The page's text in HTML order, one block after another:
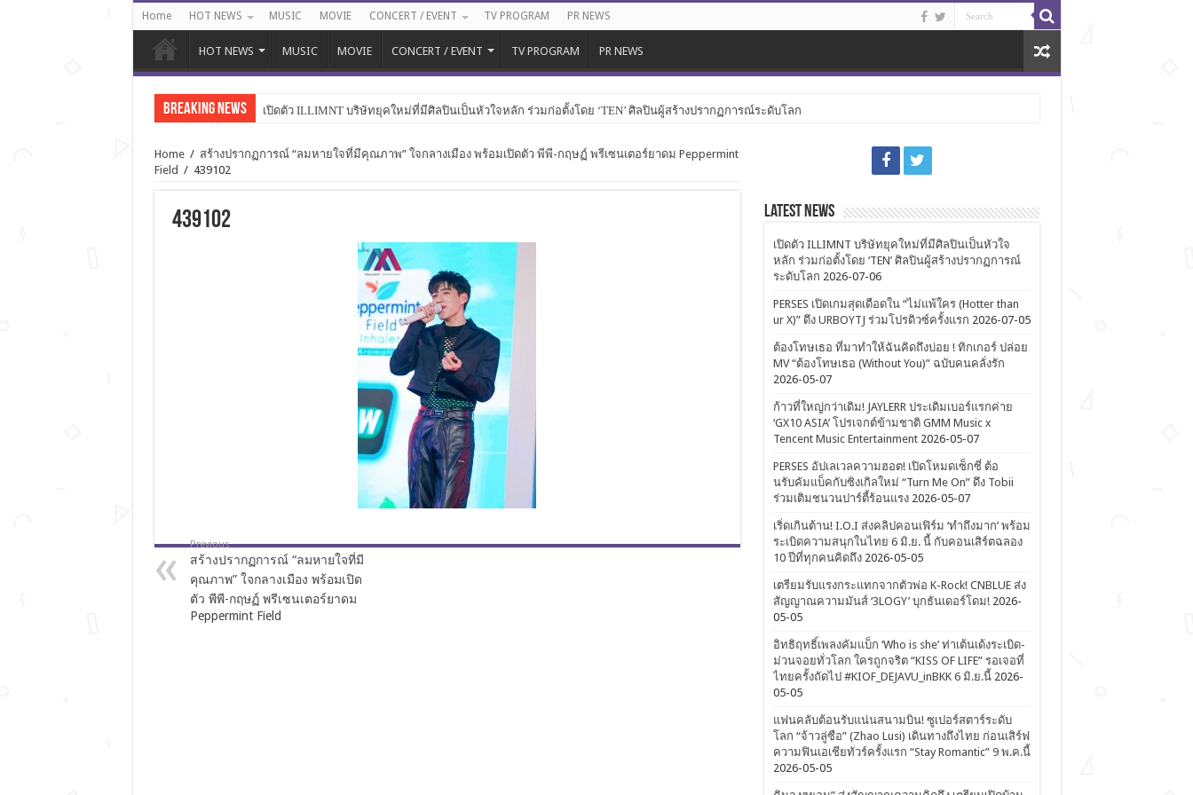
Home HOT NEWS MUSIC MOVIE CONCERT / EVENT TV PROGRAM PR NEWS
HOT NEWS MUSIC MOVIE CONCERT / EVENT TV PROGRAM PR NEWS
Breaking News เปิดตัว ILLIMNT บริษัทยุคใหม่ที่มีศิลปินเป็นหัวใจหลัก ร่วมก่อตั้งโดย ‘TEN’ ศิลปินผู้สร้างปรากฏการณ์ระดับโลก
Home / สร้างปรากฏการณ์ “ลมหายใจที่มีคุณภาพ” ใจกลางเมือง พร้อมเปิดตัว พีพี-กฤษฏ์ พรีเซนเตอร์ยาดม Peppermint
Field / 439102
439102
Previous
สร้างปรากฏการณ์ “ลมหายใจที่มี
คุณภาพ” ใจกลางเมือง พร้อมเปิด
ตัว พีพี-กฤษฏ์ พรีเซนเตอร์ยาดม
Peppermint Field
Latest News
เปิดตัว ILLIMNT บริษัทยุคใหม่ที่มีศิลปินเป็นหัวใจ
หลัก ร่วมก่อตั้งโดย ‘TEN’ ศิลปินผู้สร้างปรากฏการณ์
ระดับโลก 2026-07-06
PERSES เปิดเกมสุดเดือดใน “ไม่แพ้ใคร (Hotter than
ur X)” ดึง URBOYTJ ร่วมโปรดิวซ์ครั้งแรก 2026-07-05
ต้องโทษเธอ ที่มาทำให้ฉันคิดถึงบ่อย ! ทิกเกอร์ ปล่อย
MV “ต้องโทษเธอ (Without You)” ฉบับคนคลั่งรัก
2026-05-07
ก้าวที่ใหญ่กว่าเดิม! JAYLERR ประเดิมเบอร์แรกค่าย
‘GX10 ASIA’ โปรเจกต์ข้ามชาติ GMM Music x
Tencent Music Entertainment 2026-05-07
PERSES อัปเลเวลความฮอต! เปิดโหมดเซ็กซี่ ต้อ
นรับคัมแบ็คกับซิงเกิลใหม่ “Turn Me On” ดึง Tobii
ร่วมเติมชนวนปาร์ตี้ร้อนแรง 2026-05-07
เริ่ดเกินต้าน! I.O.I ส่งคลิปคอนเฟิร์ม ‘ทำถึงมาก’ พร้อม
ระเบิดความสนุกในไทย 6 มิ.ย. นี้ กับคอนเสิร์ตฉลอง
10 ปีที่ทุกคนคิดถึง 2026-05-05
เตรียมรับแรงกระแทกจากตัวพ่อ K-Rock! CNBLUE ส่ง
สัญญาณความมันส์ ‘3LOGY’ บุกธันเดอร์โดม! 2026-
05-05
อิทธิฤทธิ์เพลงคัมแบ็ก ‘Who is she’ ท่าเต้นเด้งระเบิด-
ม่วนจอยทั่วโลก ใครถูกจริต “KISS OF LIFE” รอเจอที่
ไทยครั้งถัดไป #KIOF_DEJAVU_inBKK 6 มิ.ย.นี้ 2026-
05-05
แฟนคลับต้อนรับแน่นสนามบิน! ซูเปอร์สตาร์ระดับ
โลก “จ้าวลู่ซือ” (Zhao Lusi) เดินทางถึงไทย ก่อนเสิร์ฟ
ความฟินเอเชียทัวร์ครั้งแรก “Stay Romantic” 9 พ.ค.นี้
2026-05-05